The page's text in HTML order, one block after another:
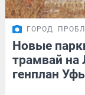
ГОРОД
Новые
трамвай на
генплан